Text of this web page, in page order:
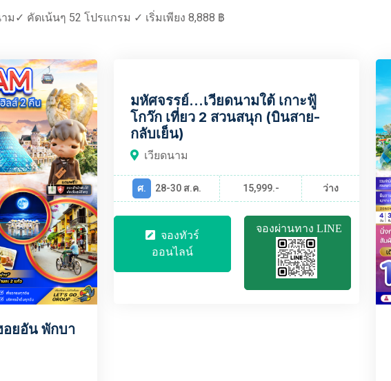
✓ คัดเน้นๆ 52 โปรแกรม ✓ เริ่มเพียง 8,888 ฿
อยอัน พักบา
มหัศจรรย์...เวียดนามใต้ เกาะฟู้
โกว๊ก เที่ยว 2 สวนสนุก (บินสาย-
กลับเย็น)
เวียดนาม
ศ. 28-30 ส.ค. 15,999.- ว่าง
จองทัวร์
ออนไลน์
จองผ่านทาง LINE